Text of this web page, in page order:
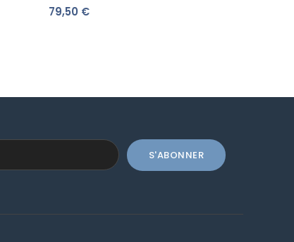
Burger Robinson Crusoe Bleu
79,50 €